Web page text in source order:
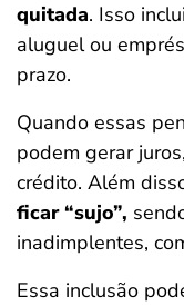
quitada. Isso inclui
aluguel ou
prazo.
Quando essas
podem gerar
crédito. Além
ficar “sujo”,
inadimplentes,
Essa inclusão